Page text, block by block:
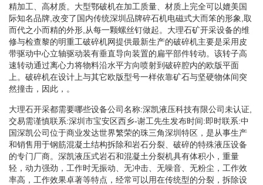
精加工、高材质。大型鄂破机在加工质量、材质上完全可以媲美国
际知名品牌,改变了国内传统深圳品牌碎石机电磁式大而笨的形象,取
而代之小而精的外形,从每一颗螺丝钉做起。大理石矿开采设备的维
修与检查黎的明重工破碎机网提供最新生产的破碎机主要是采用皮
带驱动中心立轴驱动装有垂直导向装置的扁平部件转动。该转子高
速转动通过离心力将物料沿水平方向喷射到破碎腔内的欧版平面
上。破碎机在设计上与其它欧版型号一样依靠矿石与坚硬物体间突
然撞击，因此，。
大理石开采都需要哪些设备公司名称:深凯液压科技有限公司未认证,
交易需谨慎联系:深圳市宝安区西乡-谢工先生发布时间:即时联系:中
国深凯公司位于商业发达世界繁荣的珠三角深圳特区，是从事生产
和销售用于钢筋混凝土结构拆除和岩石分裂、破碎的特殊液压设备
的专门厂商。深凯液压式岩石和混凝土分裂机具有体积小，重量
轻，动力强劲，工作时无振动、无冲击、无噪音、无粉尘，工作效
率高，工作效果卓著等特点，经常可以用在传统型的分裂，拆除设